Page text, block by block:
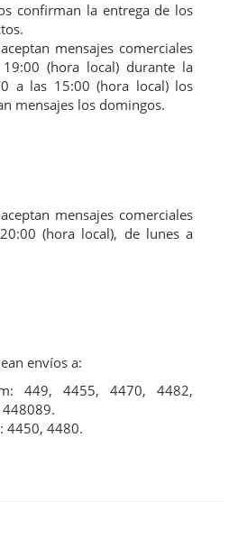
confirman la entrega de los
mensajes comerciales
(hora local) durante la
a las 15:00 (hora local) los
mensajes los domingos.
mensajes comerciales
(hora local), de lunes a
envíos a:
449, 4455, 4470, 4482,
4450, 4480.